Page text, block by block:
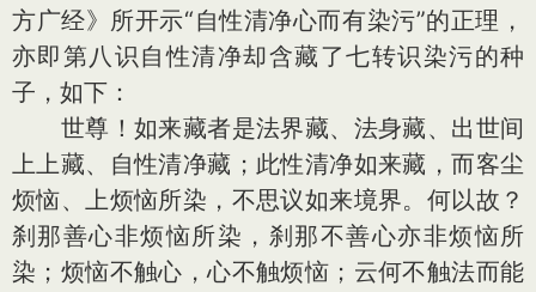
方广经》所开示“自性清净心而有染污”的正理，
亦即第八识自性清净却含藏了七转识染污的种
子，如下：
世尊！如来藏者是法界藏、法身藏、出世间
上上藏、自性清净藏；此性清净如来藏，而客尘
烦恼、上烦恼所染，不思议如来境界。何以故？
刹那善心非烦恼所染，刹那不善心亦非烦恼所
染；烦恼不触心，心不触烦恼；云何不触法而能